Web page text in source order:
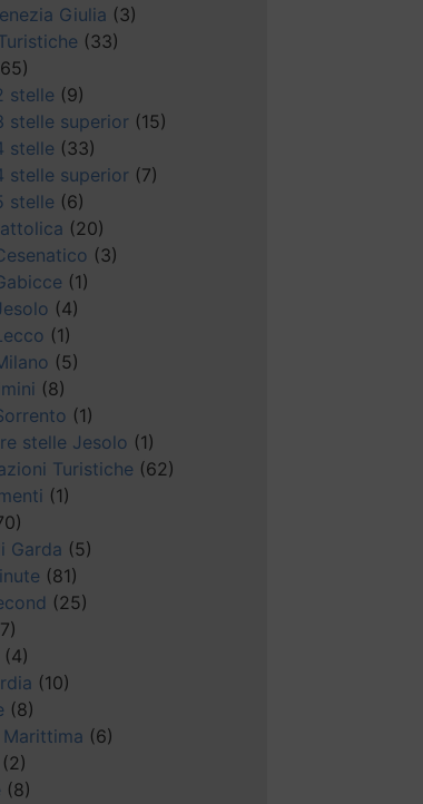
Giulia (3)
(33)
stelle (9)
stelle superior (15)
stelle (33)
stelle superior (7)
stelle (6)
(20)
(3)
(1)
(4)
(1)
(5)
(8)
(1)
stelle Jesolo (1)
Turistiche (62)
(1)
Garda (5)
(81)
(25)
(4)
(10)
(8)
(6)
(2)
(8)